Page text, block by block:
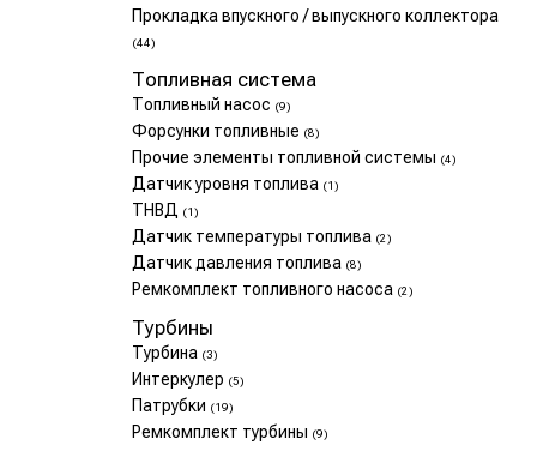
Прокладка впускного / выпускного коллектора
(44)
Топливная система
Топливный насос (9)
Форсунки топливные (8)
Прочие элементы топливной системы (4)
Датчик уровня топлива (1)
ТНВД (1)
Датчик температуры топлива (2)
Датчик давления топлива (8)
Ремкомплект топливного насоса (2)
Турбины
Турбина (3)
Интеркулер (5)
Патрубки (19)
Ремкомплект турбины (9)